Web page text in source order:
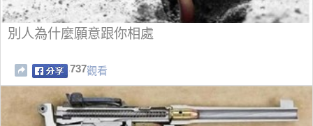
別人為什麼願意跟你相處
737觀看